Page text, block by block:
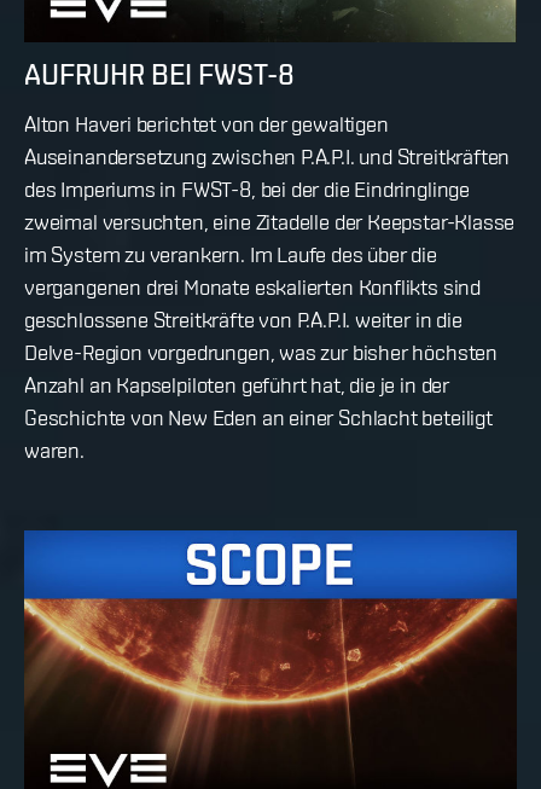
AUFRUHR BEI FWST-8
Alton Haveri berichtet von der gewaltigen
Auseinandersetzung zwischen P.A.P.I. und Streitkräften
des Imperiums in FWST-8, bei der die Eindringlinge
zweimal versuchten, eine Zitadelle der Keepstar-Klasse
im System zu verankern. Im Laufe des über die
vergangenen drei Monate eskalierten Konflikts sind
geschlossene Streitkräfte von P.A.P.I. weiter in die
Delve-Region vorgedrungen, was zur bisher höchsten
Anzahl an Kapselpiloten geführt hat, die je in der
Geschichte von New Eden an einer Schlacht beteiligt
waren.